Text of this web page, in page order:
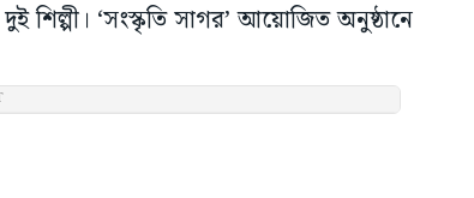
‘সংস্কৃতি সাগর’ আয়োজিত অনুষ্ঠানে